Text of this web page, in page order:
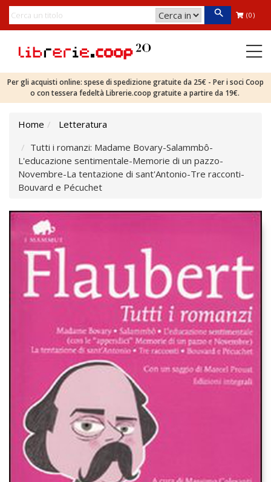
(0)
Per gli acquisti online: spese di spedizione gratuite da 25€ - Per i soci Coop
o con tessera fedeltà Librerie.coop gratuite a partire da 19€.
Home
Letteratura
Tutti i romanzi: Madame Bovary-Salammbô-
L'educazione sentimentale-Memorie di un pazzo-
Novembre-La tentazione di sant'Antonio-Tre racconti-
Bouvard e Pécuchet